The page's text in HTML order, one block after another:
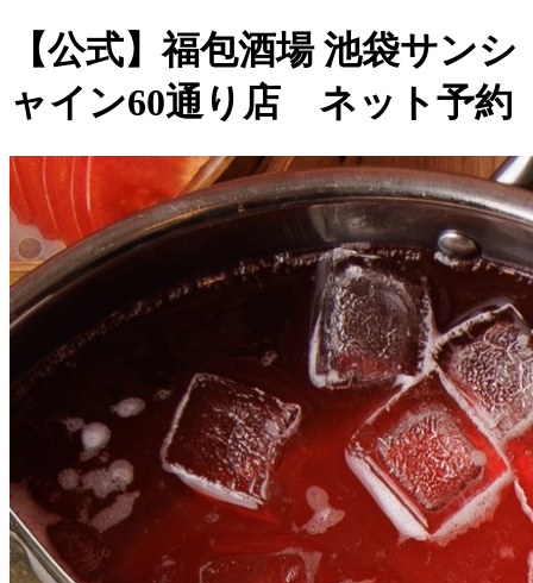
【公式】福包酒場 池袋サンシ
ャイン60通り店 ネット予約